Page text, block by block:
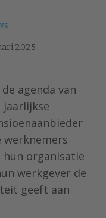
2025
agenda van
werknemers
organisatie
werkgever de
geeft aan